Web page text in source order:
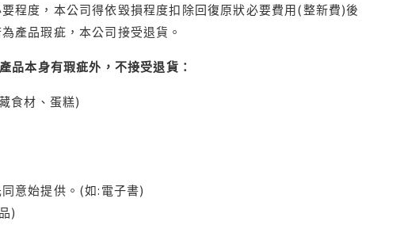
程度，本公司得依毀損程度扣除回復原狀必要費用(整新費)後
產品瑕疵，本公司接受退貨。
品本身有瑕疵外，不接受退貨：
食材、蛋糕)
意始提供。(如:電子書)
)